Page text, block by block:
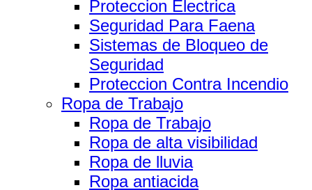
Proteccion Electrica
Seguridad Para Faena
Sistemas de Bloqueo de
Seguridad
Proteccion Contra Incendio
Ropa de Trabajo
Ropa de Trabajo
Ropa de alta visibilidad
Ropa de lluvia
Ropa antiacida